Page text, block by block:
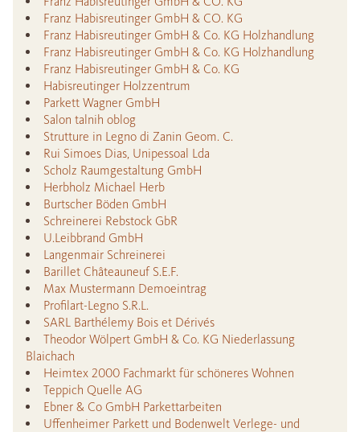
Franz Habisreutinger GmbH & CO. KG
Franz Habisreutinger GmbH & Co. KG Holzhandlung
Franz Habisreutinger GmbH & Co. KG Holzhandlung
Franz Habisreutinger GmbH & Co. KG
Habisreutinger Holzzentrum
Parkett Wagner GmbH
Salon talnih oblog
Strutture in Legno di Zanin Geom. C.
Rui Simoes Dias, Unipessoal Lda
Scholz Raumgestaltung GmbH
Herbholz Michael Herb
Burtscher Böden GmbH
Schreinerei Rebstock GbR
U.Leibbrand GmbH
Langenmair Schreinerei
Barillet Châteauneuf S.E.F.
Max Mustermann Demoeintrag
Profilart-Legno S.R.L.
SARL Barthélemy Bois et Dérivés
Theodor Wölpert GmbH & Co. KG Niederlassung
Blaichach
Heimtex 2000 Fachmarkt für schöneres Wohnen
Teppich Quelle AG
Ebner & Co GmbH Parkettarbeiten
Uffenheimer Parkett und Bodenwelt Verlege- und